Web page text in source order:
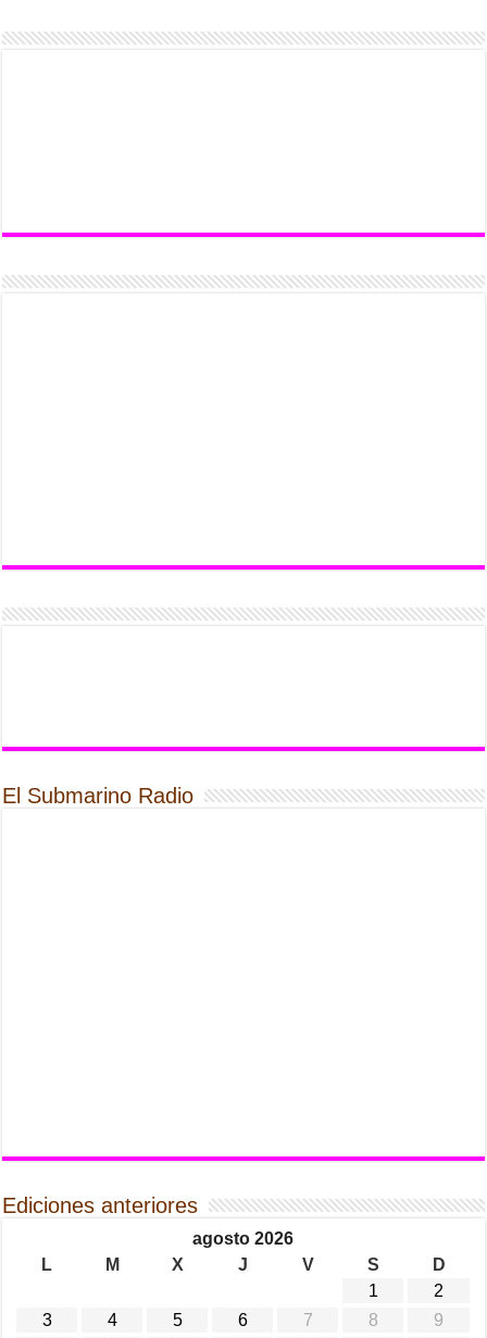
El Submarino Radio
Ediciones anteriores
agosto 2026
L
M X J V S
D
1
2
3
4 5 6 7 8
9